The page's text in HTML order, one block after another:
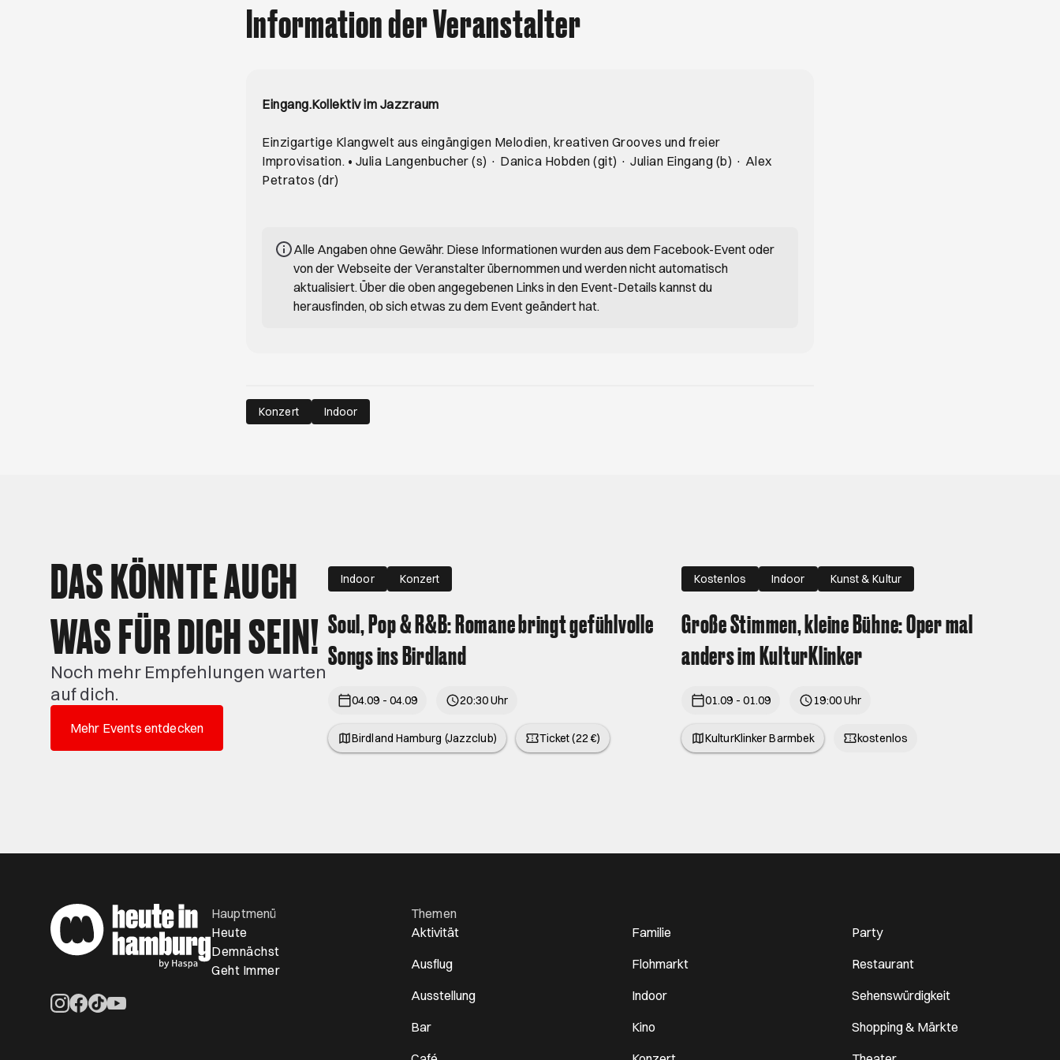
Information der Veranstalter
Eingang.Kollektiv im Jazzraum
Einzigartige Klangwelt aus eingängigen Melodien, kreativen Grooves und freier
Improvisation. • Julia Langenbucher (s) · Danica Hobden (git) · Julian Eingang (b) · Alex
Petratos (dr)
Alle Angaben ohne Gewähr. Diese Informationen wurden aus dem Facebook-Event oder
von der Webseite der Veranstalter übernommen und werden nicht automatisch
aktualisiert. Über die oben angegebenen Links in den Event-Details kannst du
herausfinden, ob sich etwas zu dem Event geändert hat.
Konzert Indoor
DAS KÖNNTE AUCH
WAS FÜR DICH SEIN!
Noch mehr Empfehlungen warten
auf dich.
Mehr Events entdecken
Indoor Konzert
Soul, Pop & R&B: Romane bringt gefühlvolle
Songs ins Birdland
04.09 - 04.09 20:30 Uhr
Birdland Hamburg (Jazzclub) Ticket (22 €)
Kostenlos Indoor Kunst & Kultur
Große Stimmen, kleine Bühne: Oper mal
anders im KulturKlinker
01.09 - 01.09 19:00 Uhr
KulturKlinker Barmbek kostenlos
Hauptmenü
Heute
Demnächst
Geht Immer
Themen
Aktivität
Ausflug
Ausstellung
Bar
Familie
Flohmarkt
Indoor
Kino
Party
Restaurant
Sehenswürdigkeit
Shopping & Märkte